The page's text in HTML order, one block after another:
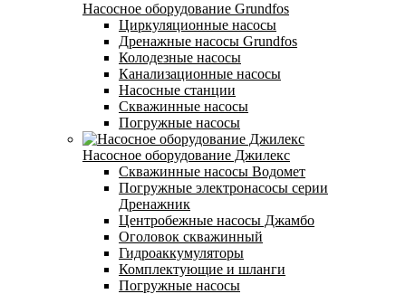
Насосное оборудование Grundfos
Циркуляционные насосы
Дренажные насосы Grundfos
Колодезные насосы
Канализационные насосы
Насосные станции
Скважинные насосы
Погружные насосы
Насосное оборудование Джилекс
Скважинные насосы Водомет
Погружные электронасосы серии
Дренажник
Центробежные насосы Джамбо
Оголовок скважинный
Гидроаккумуляторы
Комплектующие и шланги
Погружные насосы